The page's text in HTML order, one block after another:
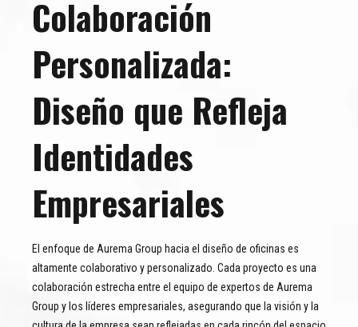
Colaboración
Personalizada:
Diseño que Refleja
Identidades
Empresariales
El enfoque de Aurema Group hacia el diseño de oficinas es
altamente colaborativo y personalizado. Cada proyecto es una
colaboración estrecha entre el equipo de expertos de Aurema
Group y los líderes empresariales, asegurando que la visión y la